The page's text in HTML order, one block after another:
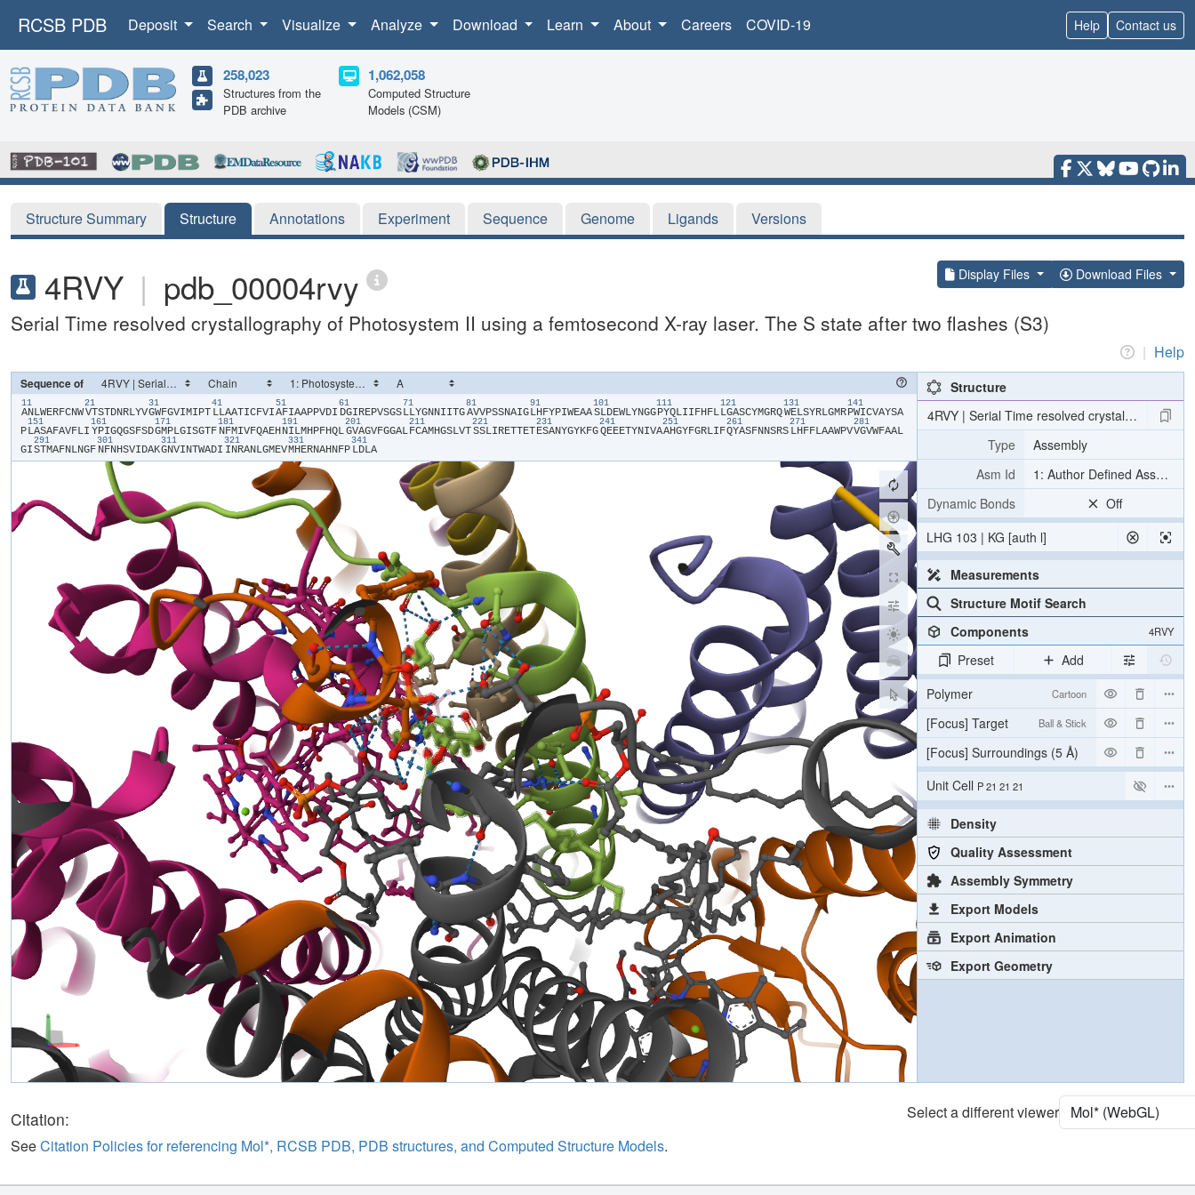
RCSB PDB Deposit Search Visualize Analyze Download Learn About Careers COVID-19 Help Contact us
258,023
Structures from the
PDB archive
1,062,058
Computed Structure
Models (CSM)
Structure Summary Structure Annotations Experiment Sequence Genome Ligands Versions
4RVY | pdb_00004rvy Display Files Download Files
Serial Time resolved crystallography of Photosystem II using a femtosecond X-ray laser. The S state after two flashes (S3)
| Help
Sequence of
11
​A​​N​​L​​W​​E​​R​​F​​C​​N​​W​
21
​V​​T​​S​​T​​D​​N​​R​​L​​Y​​V​
31
​G​​W​​F​​G​​V​​I​​M​​I​​P​​T​
41
​L​​L​​A​​A​​T​​I​​C​​F​​V​​I​
51
​A​​F​​I​​A​​A​​P​​P​​V​​D​​I​
61
​D​​G​​I​​R​​E​​P​​V​​S​​G​​S​
71
​L​​L​​Y​​G​​N​​N​​I​​I​​T​​G​
81
​A​​V​​V​​P​​S​​S​​N​​A​​I​​G​
91
​L​​H​​F​​Y​​P​​I​​W​​E​​A​​A​
101
​S​​L​​D​​E​​W​​L​​Y​​N​​G​​G​
111
​P​​Y​​Q​​L​​I​​I​​F​​H​​F​​L​
121
​L​​G​​A​​S​​C​​Y​​M​​G​​R​​Q​
131
​W​​E​​L​​S​​Y​​R​​L​​G​​M​​R​
141
​P​​W​​I​​C​​V​​A​​Y​​S​​A​
P​
151
​L​​A​​S​​A​​F​​A​​V​​F​​L​​I​
161
​Y​​P​​I​​G​​Q​​G​​S​​F​​S​​D​
171
​G​​M​​P​​L​​G​​I​​S​​G​​T​​F​
181
​N​​F​​M​​I​​V​​F​​Q​​A​​E​​H​
191
​N​​I​​L​​M​​H​​P​​F​​H​​Q​​L​
201
​G​​V​​A​​G​​V​​F​​G​​G​​A​​L​
211
​F​​C​​A​​M​​H​​G​​S​​L​​V​​T​
221
​S​​S​​L​​I​​R​​E​​T​​T​​E​​T​
231
​E​​S​​A​​N​​Y​​G​​Y​​K​​F​​G​
241
​Q​​E​​E​​E​​T​​Y​​N​​I​​V​​A​
251
​A​​H​​G​​Y​​F​​G​​R​​L​​I​​F​
261
​Q​​Y​​A​​S​​F​​N​​N​​S​​R​​S​
271
​L​​H​​F​​F​​L​​A​​A​​W​​P​​V​
281
​V​​G​​V​​W​​F​​A​​A​​L​
G​​I​
291
​S​​T​​M​​A​​F​​N​​L​​N​​G​​F​
301
​N​​F​​N​​H​​S​​V​​I​​D​​A​​K​
311
​G​​N​​V​​I​​N​​T​​W​​A​​D​​I​
321
​I​​N​​R​​A​​N​​L​​G​​M​​E​​V​
331
​M​​H​​E​​R​​N​​A​​H​​N​​F​​P​
341
​L​​D​​L​​A​
Structure
4RVY | Serial Time resolved crystallography
Type
Assembly
Asm Id
1: Author Defined Assembly
Dynamic Bonds
Off
LHG 103 | KG [auth l]
Measurements
Structure Motif Search
Components
4RVY
Preset
Add
Polymer
Cartoon
[Focus] Target Ball & Stick
[Focus] Surroundings (5 Å)
Unit Cell P 21 21 21
Density
Quality Assessment
Assembly Symmetry
Export Models
Export Animation
Export Geometry
Citation:
SeeCitation Policies for referencing Mol*, RCSB PDB, PDB structures, and Computed Structure Models.
Select a different viewer